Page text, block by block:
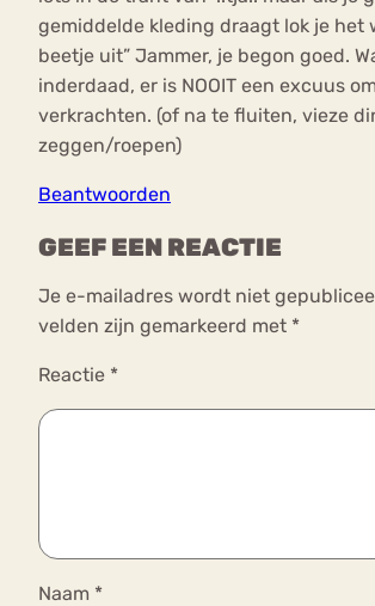
gemiddelde kleding draagt lok je het
beetje uit” Jammer, je begon goed.
inderdaad, er is NOOIT een excuus
verkrachten. (of na te fluiten, vieze
zeggen/roepen)
Beantwoorden
GEEF EEN REACTIE
Je e-mailadres wordt niet
velden zijn gemarkeerd met *
Reactie *
Naam *